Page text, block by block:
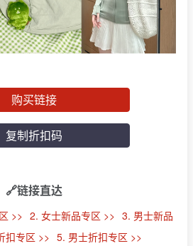
购买链接
复制折扣码
🔗链接直达
>> 2. 女士新品专区 >> 3. 男士新品
扣专区 >> 5. 男士折扣专区 >>